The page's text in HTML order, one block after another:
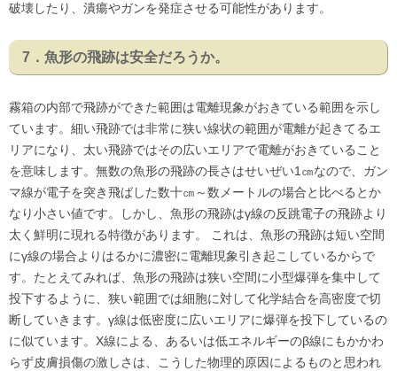
破壊したり、潰瘍やガンを発症させる可能性があります。
7．魚形の飛跡は安全だろうか。
霧箱の内部で飛跡ができた範囲は電離現象がおきている範囲を示し
ています。細い飛跡では非常に狭い線状の範囲が電離が起きてるエ
リアになり、太い飛跡ではその広いエリアで電離がおきていること
を意味します。無数の魚形の飛跡の長さはせいぜい1㎝なので、ガン
マ線が電子を突き飛ばした数十㎝～数メートルの場合と比べるとか
なり小さい値です。しかし、魚形の飛跡はγ線の反跳電子の飛跡より
太く鮮明に現れる特徴があります。 これは、魚形の飛跡は短い空間
にγ線の場合よりはるかに濃密に電離現象引き起こしているからで
す。たとえてみれば、魚形の飛跡は狭い空間に小型爆弾を集中して
投下するように、狭い範囲では細胞に対して化学結合を高密度で切
断していきます。γ線は低密度に広いエリアに爆弾を投下しているの
に似ています。X線による、あるいは低エネルギーのβ線にもかかわ
らず皮膚損傷の激しさは、こうした物理的原因によるものと思われ